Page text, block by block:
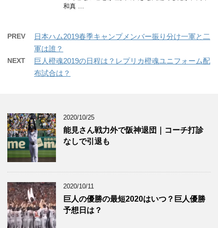
和真 …
PREV
日本ハム2019春季キャンプメンバー振り分け一軍と二
軍は誰？
NEXT
巨人橙魂2019の日程は？レプリカ橙魂ユニフォーム配
布試合は？
2020/10/25
能見さん戦力外で阪神退団｜コーチ打診
なしで引退も
2020/10/11
巨人の優勝の最短2020はいつ？巨人優勝
予想日は？